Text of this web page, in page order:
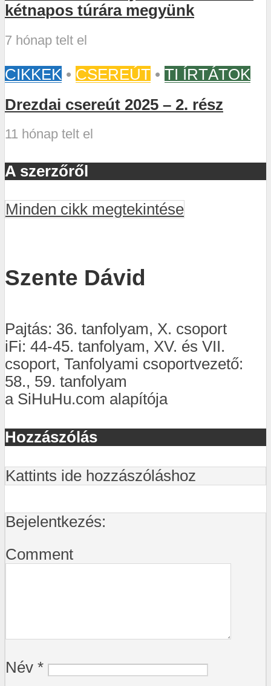
kétnapos túrára megyünk
7 hónap telt el
CIKKEK • CSEREÚT • TI ÍRTÁTOK
Drezdai csereút 2025 – 2. rész
11 hónap telt el
A szerzőről
Minden cikk megtekintése
Szente Dávid
Pajtás: 36. tanfolyam, X. csoport
iFi: 44-45. tanfolyam, XV. és VII.
csoport, Tanfolyami csoportvezető:
58., 59. tanfolyam
a SiHuHu.com alapítója
Hozzászólás
Kattints ide hozzászóláshoz
Bejelentkezés:
Comment
Név *